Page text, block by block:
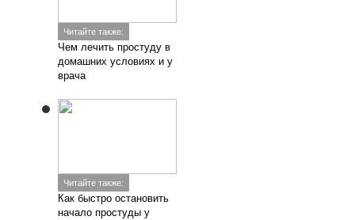
Читайте также:
Чем лечить простуду в
домашних условиях и у
врача
Читайте также:
Как быстро остановить
начало простуды у